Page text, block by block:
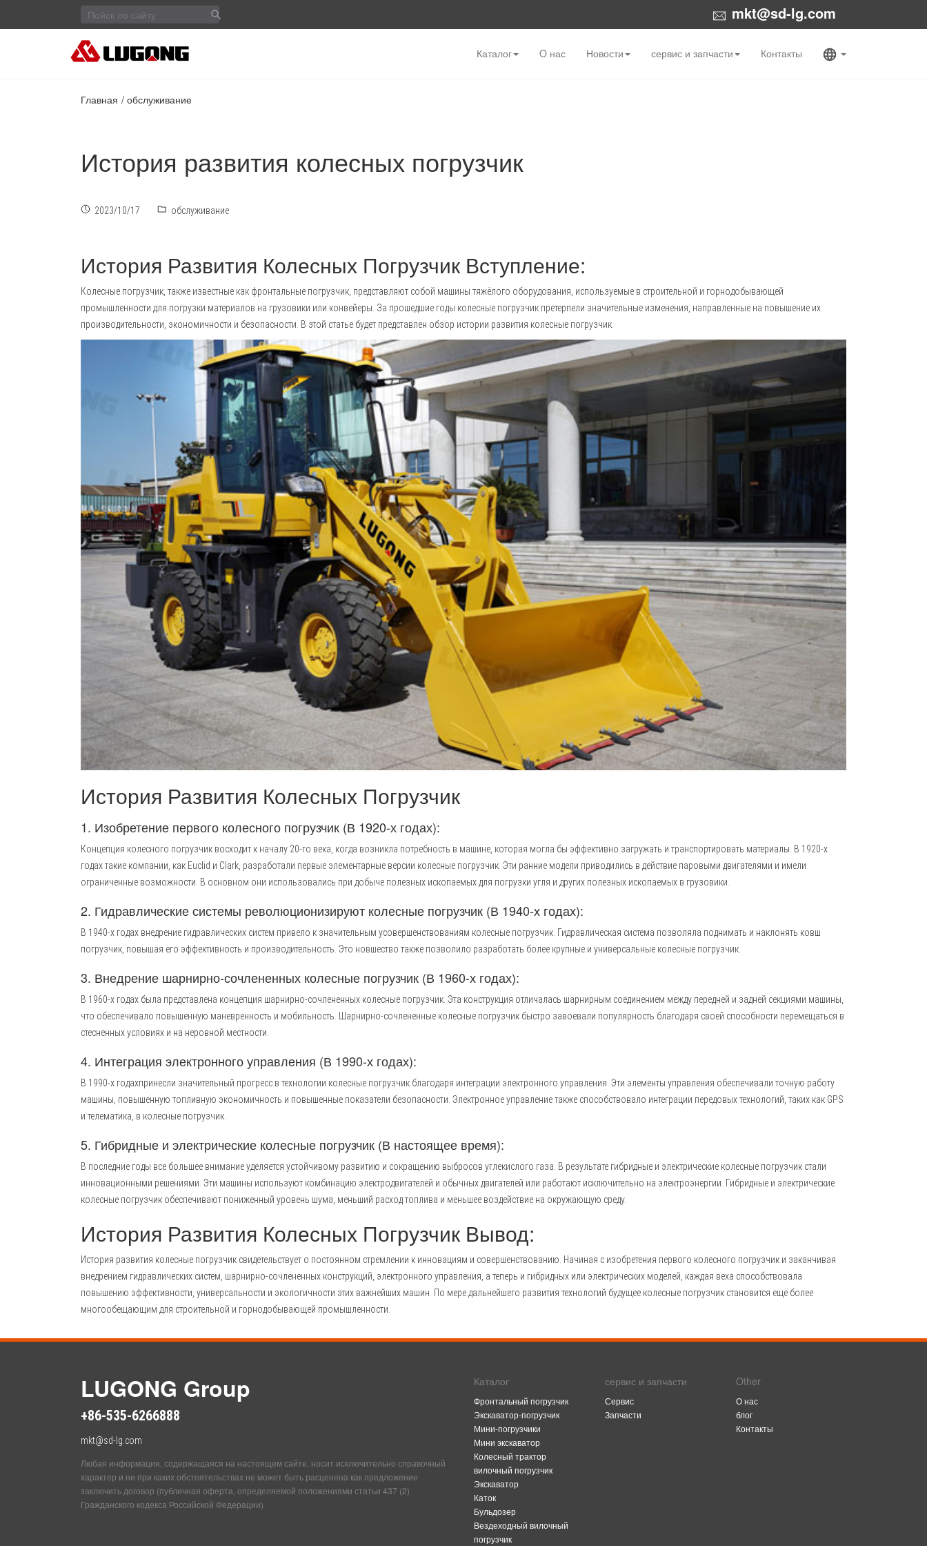
mkt@sd-lg.com
Каталог O нас Новости сервис и запчасти Контакты
Главная обслуживание
История развития колесных погрузчик
2023/10/17 обслуживание
История Развития Колесных Погрузчик Вступление:
Колесные погрузчик , также известные как фронтальные погрузчик, представляют собой машины тяжёлого оборудования, используемые в строительной и горнодобывающей
промышленности для погрузки материалов на грузовики или конвейеры. За прошедшие годы колесные погрузчик претерпели значительные изменения, направленные на повышение их
производительности, экономичности и безопасности. В этой статье будет представлен обзор истории развития колесные погрузчик.
История Развития Колесных Погрузчик
1. Изобретение первого колесного погрузчик (В 1920-х годах):
Концепция колесного погрузчик восходит к началу 20-го века, когда возникла потребность в машине, которая могла бы эффективно загружать и транспортировать материалы. В 1920-х
годах такие компании, как Euclid и Clark, разработали первые элементарные версии колесные погрузчик. Эти ранние модели приводились в действие паровыми двигателями и имели
ограниченные возможности. В основном они использовались при добыче полезных ископаемых для погрузки угля и других полезных ископаемых в грузовики.
2. Гидравлические системы революционизируют колесные погрузчик (В 1940-х годах):
В 1940-х годах внедрение гидравлических систем привело к значительным усовершенствованиям колесные погрузчик. Гидравлическая система позволяла поднимать и наклонять ковш
погрузчик, повышая его эффективность и производительность. Это новшество также позволило разработать более крупные и универсальные колесные погрузчик.
3. Внедрение шарнирно-сочлененных колесные погрузчик (В 1960-х годах):
В 1960-х годах была представлена концепция шарнирно-сочлененных колесные погрузчик. Эта конструкция отличалась шарнирным соединением между передней и задней секциями машины,
что обеспечивало повышенную маневренность и мобильность. Шарнирно-сочлененные колесные погрузчик быстро завоевали популярность благодаря своей способности перемещаться в
стесненных условиях и на неровной местности.
4. Интеграция электронного управления (В 1990-х годах):
В 1990-х годахпринесли значительный прогресс в технологии колесные погрузчик благодаря интеграции электронного управления. Эти элементы управления обеспечивали точную работу
машины, повышенную топливную экономичность и повышенные показатели безопасности. Электронное управление также способствовало интеграции передовых технологий, таких как GPS
и телематика, в колесные погрузчик.
5. Гибридные и электрические колесные погрузчик (В настоящее время):
В последние годы все большее внимание уделяется устойчивому развитию и сокращению выбросов углекислого газа. В результате гибридные и электрические колесные погрузчик стали
инновационными решениями. Эти машины используют комбинацию электродвигателей и обычных двигателей или работают исключительно на электроэнергии. Гибридные и электрические
колесные погрузчик обеспечивают пониженный уровень шума, меньший расход топлива и меньшее воздействие на окружающую среду.
История Развития Колесных Погрузчик Вывод:
История развития колесные погрузчик свидетельствует о постоянном стремлении к инновациям и совершенствованию. Начиная с изобретения первого колесного погрузчик и заканчивая
внедрением гидравлических систем, шарнирно-сочлененных конструкций, электронного управления, а теперь и гибридных или электрических моделей, каждая веха способствовала
повышению эффективности, универсальности и экологичности этих важнейших машин. По мере дальнейшего развития технологий будущее колесные погрузчик становится ещё более
многообещающим для строительной и горнодобывающей промышленности.
LUGONG Group
+86-535-6266888
mkt@sd-lg.com
Любая информация, содержащаяся на настоящем сайте, носит исключительно справочный
характер и ни при каких обстоятельствах не может быть расценена как предложение
заключить договор (публичная оферта, определяемой положениями статьи 437 (2)
Гражданского кодекса Российской Федерации)
Каталог
Фронтальный погрузчик
Экскаватор-погрузчик
Мини-погрузчики
Мини экскаватор
Колесный трактор
вилочный погрузчик
Экскаватор
Каток
Бульдозер
Вездеходный вилочный
погрузчик
сервис и запчасти
Сервис
Запчасти
Other
O нас
блог
Контакты